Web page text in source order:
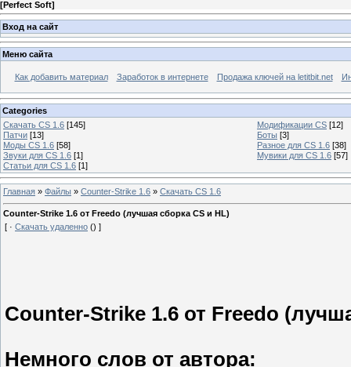
[Perfect Soft]
Вход на сайт
Меню сайта
Как добавить материал Заработок в интернете Продажа ключей на letitbit.net
Categories
Скачать CS 1.6 [145] Модификации CS [12]
Патчи [13] Боты [3]
Моды CS 1.6 [58] Разное для CS 1.6 [38]
Звуки для CS 1.6 [1] Мувики для CS 1.6 [57]
Статьи для CS 1.6 [1]
Главная » Файлы » Counter-Strike 1.6 » Скачать CS 1.6
Counter-Strike 1.6 от Freedo (лучшая сборка CS и HL)
[ · Скачать удаленно () ]
Counter-Strike 1.6 от Freedo
Немного слов от автора: